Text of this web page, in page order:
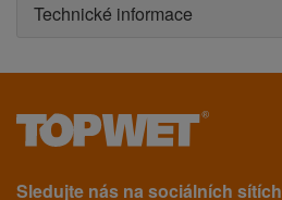
Technické informace
Sledujte nás na sociálních sítích